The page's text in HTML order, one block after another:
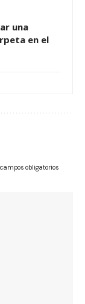
una
en el
campos obligatorios